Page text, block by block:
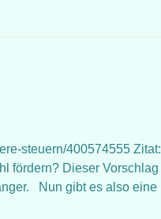
steuern/400574555 Zitat:
fördern? Dieser Vorschlag
Nun gibt es also eine